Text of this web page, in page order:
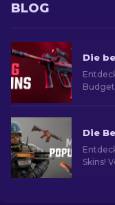
BLOG
Skins!